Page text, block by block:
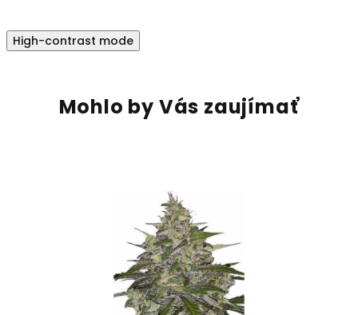
High-contrast mode
Mohlo by Vás zaujímať